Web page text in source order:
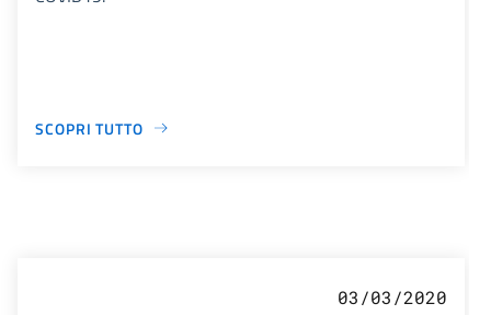
SCOPRI TUTTO
03/03/2020